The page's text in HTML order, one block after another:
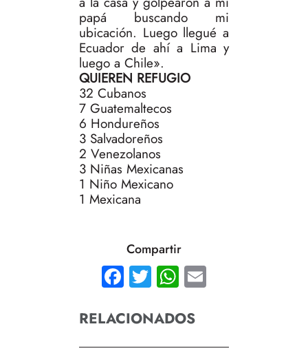
papá buscando mi
ubicación. Luego llegué a
Ecuador de ahí a Lima y
luego a Chile».
QUIEREN REFUGIO
32 Cubanos
7 Guatemaltecos
6 Hondureños
3 Salvadoreños
2 Venezolanos
3 Niñas Mexicanas
1 Niño Mexicano
1 Mexicana
Compartir
Facebook
TwitterWhatsApp
RELACIONADOS